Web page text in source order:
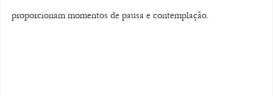
proporcionam momentos de pausa e contemplação.